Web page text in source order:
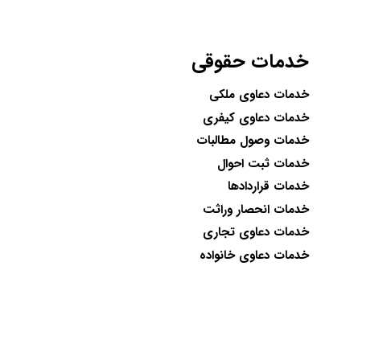
خدمات حقوقی
خدمات دعاوی ملکی
خدمات دعاوی کیفری
خدمات وصول مطالبات
خدمات ثبت احوال
خدمات قراردادها
خدمات انحصار وراثت
خدمات دعاوی تجاری
خدمات دعاوی خانواده